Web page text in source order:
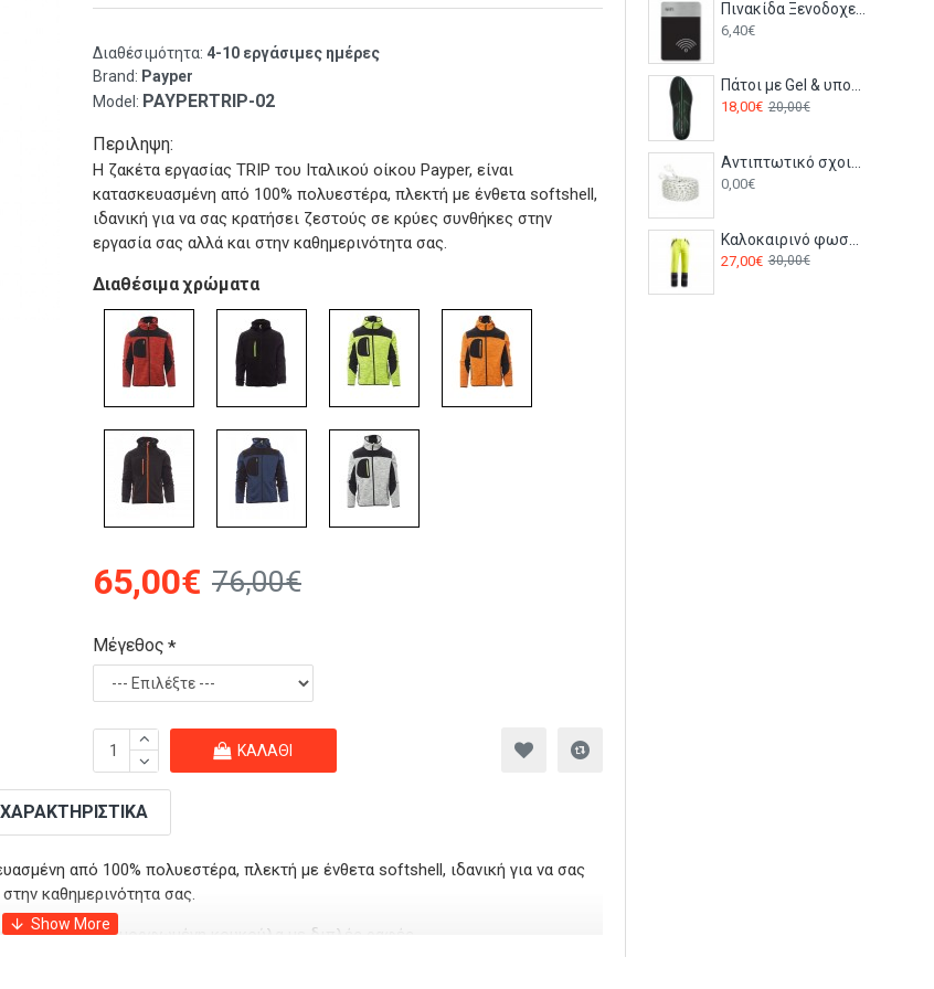
Διαθέσιμότητα: 4-10 εργάσιμες ημέρες
Brand: Payper
Model: PAYPERTRIP-02
Περιληψη:
Η ζακέτα εργασίας TRIP του Ιταλικού οίκου Payper, είναι
κατασκευασμένη από 100% πολυεστέρα, πλεκτή με ένθετα softshell,
ιδανική για να σας κρατήσει ζεστούς σε κρύες συνθήκες στην
εργασία σας αλλά και στην καθημερινότητα σας.
65,00€ 76,00€
Διαθέσιμα χρώματα
Μέγεθος
ΚΑΛΆΘΙ
από 100% πολυεστέρα, πλεκτή με ένθετα softshell, ιδανική για να σας
καθημερινότητα σας.
και διαμορφωμένη κουκούλα με διπλές ραφές.
Πινακίδα Ξενοδοχείου: WIFI HTA57
6,40€
Πάτοι με Gel & υποστήριξη της καμάρας του ποδιού FC82 Portwest μαύρο/πράσινο
18,00€ 20,00€
0,00€
27,00€ 30,00€